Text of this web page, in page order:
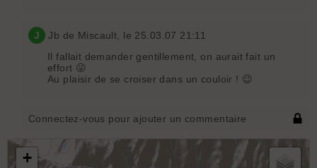
J Jb de Miscault , le 25.03.07 21:11
Il fallait demander gentillement, on aurait fait un
effort 😜
Au plaisir de se croiser dans un couloir ! 😉
Connectez-vous pour ajouter un commentaire
+